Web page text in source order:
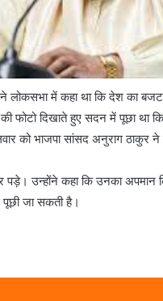
में कहा था कि देश का बजट
फोटो दिखाते हुए सदन में पूछा
को भाजपा सांसद अनुराग ठाकुर ने
पड़े। उन्होंने कहा कि उनका
जा सकती है।